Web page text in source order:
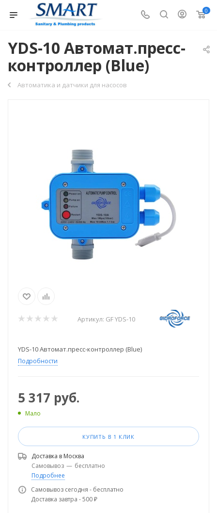
0
YDS-10 Автомат.пресс-
контроллер (Blue)
Автоматика и датчики для насосов
Артикул: GF YDS-10
YDS-10 Автомат.пресс-контроллер (Blue)
Подробности
5 317 руб.
Мало
КУПИТЬ В 1 КЛИК
Доставка в Москва
Самовывоз — бесплатно
Подробнее
Самовывоз сегодня - бесплатно
Доставка завтра - 500 ₽